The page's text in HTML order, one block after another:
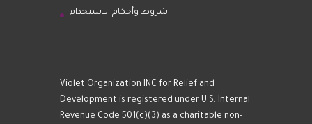
شروط وأحكام الاستخدام
Violet Organization INC for Relief and
Development is registered under U.S. Internal
Revenue Code 501(c)(3) as a charitable non-